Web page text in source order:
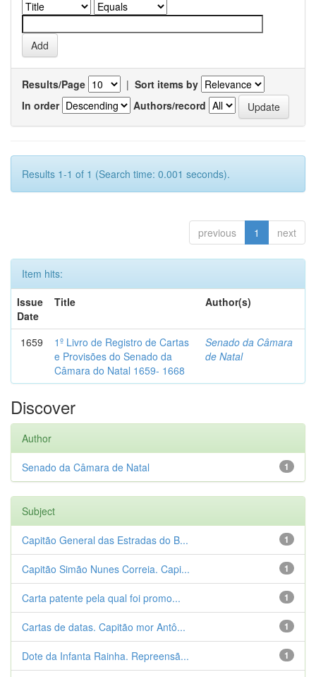
Results/Page | Sort items by
In order
Authors/record
Results 1-1 of 1 (Search time: 0.001 seconds).
previous 1 next
Item hits:
Issue
Date
Title Author(s)
1659
1º Livro de Registro de Cartas
e Provisões do Senado da
Câmara do Natal 1659- 1668
Senado da Câmara
de Natal
Discover
Author
1
Senado da Câmara de Natal
Subject
1
Capitão General das Estradas do B...
1
Capitão Simão Nunes Correia. Capi...
1
Carta patente pela qual foi promo...
1
Cartas de datas. Capitão mor Antô...
1
Dote da Infanta Rainha. Repreensã...